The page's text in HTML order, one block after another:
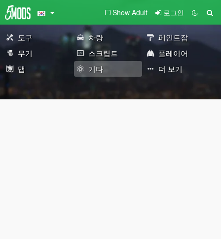
Show Adult 로그인
도구 차량
페인트잡
무기
스크립트
플레이어
맵
기타 더 보기